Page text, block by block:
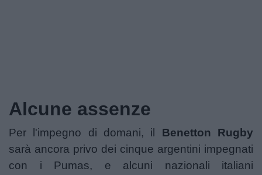
Alcune assenze
Per l'impegno di domani, il Benetton Rugby
sarà ancora privo dei cinque argentini impegnati
con i Pumas, e alcuni nazionali italiani